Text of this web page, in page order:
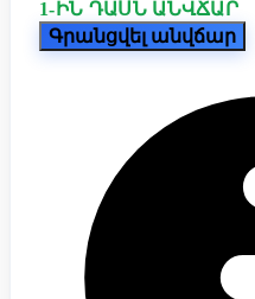
1-ԻՆ ԴԱՍՆ ԱՆՎՃԱՐ
Գրանցվել անվճար